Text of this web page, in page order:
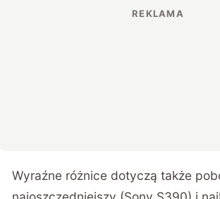
Wyraźne różnice dotyczą także